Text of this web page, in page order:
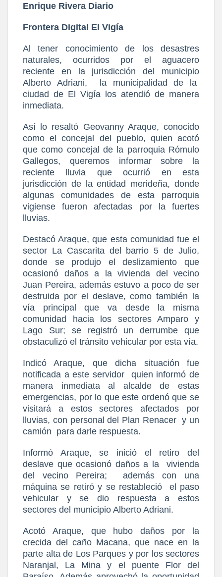
Enrique Rivera Diario
Frontera Digital El Vigía
Al tener conocimiento de los desastres
naturales, ocurridos por el aguacero
reciente en la jurisdicción del municipio
Alberto Adriani,
la municipalidad de la
ciudad de El Vigía los atendió de manera
inmediata.
Así lo resaltó Geovanny Araque, conocido
como el concejal del pueblo, quien acotó
que como concejal de la parroquia Rómulo
Gallegos, queremos informar sobre la
reciente lluvia que ocurrió en esta
jurisdicción de la entidad merideña, donde
algunas comunidades de esta parroquia
vigiense fueron afectadas por la fuertes
lluvias.
Destacó Araque, que esta comunidad fue el
sector La Cascarita del barrio 5 de Julio,
donde se produjo el deslizamiento que
ocasionó daños a la vivienda del vecino
Juan Pereira, además estuvo a poco de ser
destruida por el deslave, como también la
vía principal que va desde la misma
comunidad hacia los sectores Amparo y
Lago Sur; se registró un derrumbe que
obstaculizó el tránsito vehicular por esta vía.
Indicó Araque, que dicha situación fue
notificada a este servidor
quien informó de
manera inmediata al alcalde de estas
emergencias, por lo que este ordenó que se
visitará a estos sectores afectados por
lluvias, con personal del Plan Renacer y un
camión para darle respuesta.
Informó Araque, se inició el retiro del
deslave que ocasionó daños a la
vivienda
del vecino Pereira;
además con una
máquina se retiró y se restableció
el paso
vehicular y se dio respuesta a estos
sectores del municipio Alberto Adriani.
Acotó Araque, que hubo daños por la
crecida del caño Macana, que nace en la
parte alta de Los Parques y por los sectores
Naranjal, La Mina y el puente Flor del